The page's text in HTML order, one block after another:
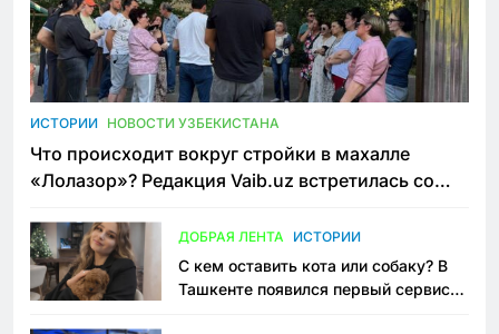
ИСТОРИИ НОВОСТИ УЗБЕКИСТАНА
Что происходит вокруг стройки в махалле
«Лолазор»? Редакция Vaib.uz встретилась со
ДОБРАЯ ЛЕНТА ИСТОРИИ
С кем оставить кота или собаку? В
Ташкенте появился первый сервис